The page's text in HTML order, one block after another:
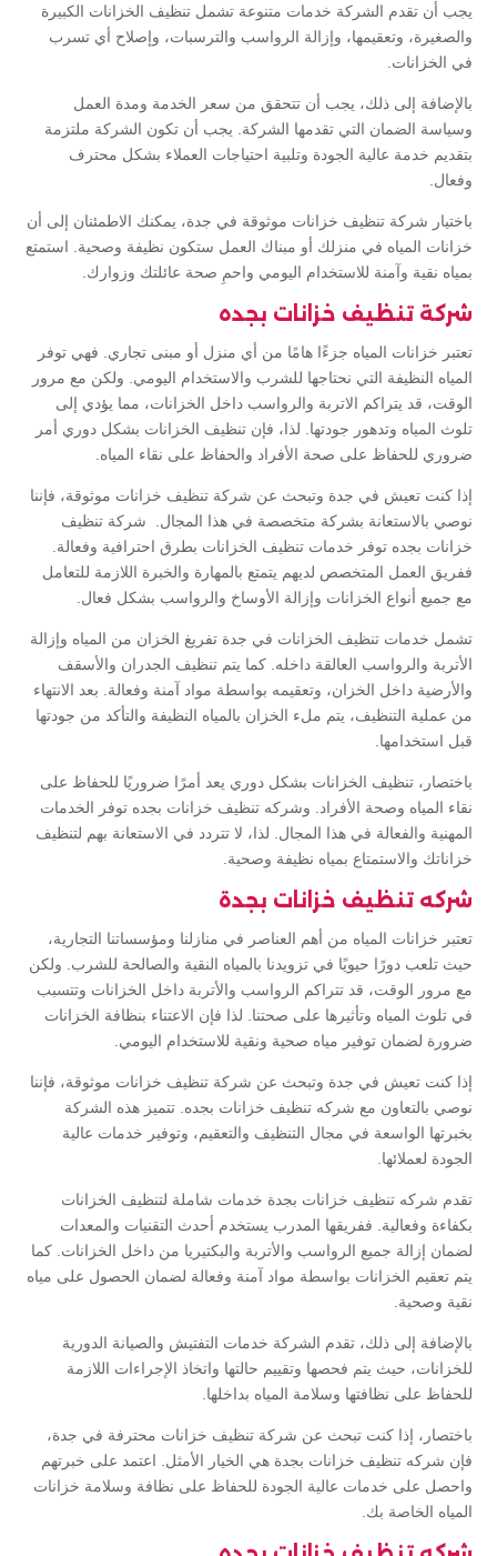
يجب أن تقدم الشركة خدمات متنوعة تشمل تنظيف الخزانات الكبيرة
والصغيرة، وتعقيمها، وإزالة الرواسب والترسبات، وإصلاح أي تسرب
في الخزانات.
بالإضافة إلى ذلك، يجب أن تتحقق من سعر الخدمة ومدة العمل
وسياسة الضمان التي تقدمها الشركة. يجب أن تكون الشركة ملتزمة
بتقديم خدمة عالية الجودة وتلبية احتياجات العملاء بشكل محترف
وفعال.
باختيار شركة تنظيف خزانات موثوقة في جدة، يمكنك الاطمئنان إلى أن
خزانات المياه في منزلك أو مبناك العمل ستكون نظيفة وصحية. استمتع
بمياه نقية وآمنة للاستخدام اليومي واحمِ صحة عائلتك وزوارك.
شركة تنظيف خزانات بجده
تعتبر خزانات المياه جزءًا هامًا من أي منزل أو مبنى تجاري. فهي توفر
المياه النظيفة التي نحتاجها للشرب والاستخدام اليومي. ولكن مع مرور
الوقت، قد يتراكم الاتربة والرواسب داخل الخزانات، مما يؤدي إلى
تلوث المياه وتدهور جودتها. لذا، فإن تنظيف الخزانات بشكل دوري أمر
ضروري للحفاظ على صحة الأفراد والحفاظ على نقاء المياه.
إذا كنت تعيش في جدة وتبحث عن شركة تنظيف خزانات موثوقة، فإننا
نوصي بالاستعانة بشركة متخصصة في هذا المجال. شركة تنظيف
خزانات بجده توفر خدمات تنظيف الخزانات بطرق احترافية وفعالة.
ففريق العمل المتخصص لديهم يتمتع بالمهارة والخبرة اللازمة للتعامل
مع جميع أنواع الخزانات وإزالة الأوساخ والرواسب بشكل فعال.
تشمل خدمات تنظيف الخزانات في جدة تفريغ الخزان من المياه وإزالة
الأتربة والرواسب العالقة داخله. كما يتم تنظيف الجدران والأسقف
والأرضية داخل الخزان، وتعقيمه بواسطة مواد آمنة وفعالة. بعد الانتهاء
من عملية التنظيف، يتم ملء الخزان بالمياه النظيفة والتأكد من جودتها
قبل استخدامها.
باختصار، تنظيف الخزانات بشكل دوري يعد أمرًا ضروريًا للحفاظ على
نقاء المياه وصحة الأفراد. وشركه تنظيف خزانات بجده توفر الخدمات
المهنية والفعالة في هذا المجال. لذا، لا تتردد في الاستعانة بهم لتنظيف
خزاناتك والاستمتاع بمياه نظيفة وصحية.
شركه تنظيف خزانات بجدة
تعتبر خزانات المياه من أهم العناصر في منازلنا ومؤسساتنا التجارية،
حيث تلعب دورًا حيويًا في تزويدنا بالمياه النقية والصالحة للشرب. ولكن
مع مرور الوقت، قد تتراكم الرواسب والأتربة داخل الخزانات وتتسبب
في تلوث المياه وتأثيرها على صحتنا. لذا فإن الاعتناء بنظافة الخزانات
ضرورة لضمان توفير مياه صحية ونقية للاستخدام اليومي.
إذا كنت تعيش في جدة وتبحث عن شركة تنظيف خزانات موثوقة، فإننا
نوصي بالتعاون مع شركه تنظيف خزانات بجده. تتميز هذه الشركة
بخبرتها الواسعة في مجال التنظيف والتعقيم، وتوفير خدمات عالية
الجودة لعملائها.
تقدم شركه تنظيف خزانات بجدة خدمات شاملة لتنظيف الخزانات
بكفاءة وفعالية. ففريقها المدرب يستخدم أحدث التقنيات والمعدات
لضمان إزالة جميع الرواسب والأتربة والبكتيريا من داخل الخزانات. كما
يتم تعقيم الخزانات بواسطة مواد آمنة وفعالة لضمان الحصول على مياه
نقية وصحية.
بالإضافة إلى ذلك، تقدم الشركة خدمات التفتيش والصيانة الدورية
للخزانات، حيث يتم فحصها وتقييم حالتها واتخاذ الإجراءات اللازمة
للحفاظ على نظافتها وسلامة المياه بداخلها.
باختصار، إذا كنت تبحث عن شركة تنظيف خزانات محترفة في جدة،
فإن شركه تنظيف خزانات بجدة هي الخيار الأمثل. اعتمد على خبرتهم
واحصل على خدمات عالية الجودة للحفاظ على نظافة وسلامة خزانات
المياه الخاصة بك.